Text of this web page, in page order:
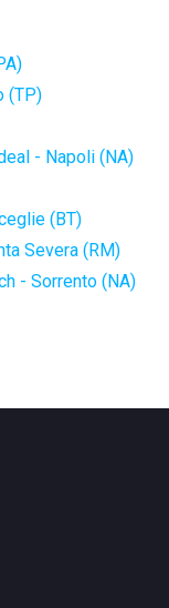
(TP)
- Napoli (NA)
(BT)
Severa (RM)
- Sorrento (NA)